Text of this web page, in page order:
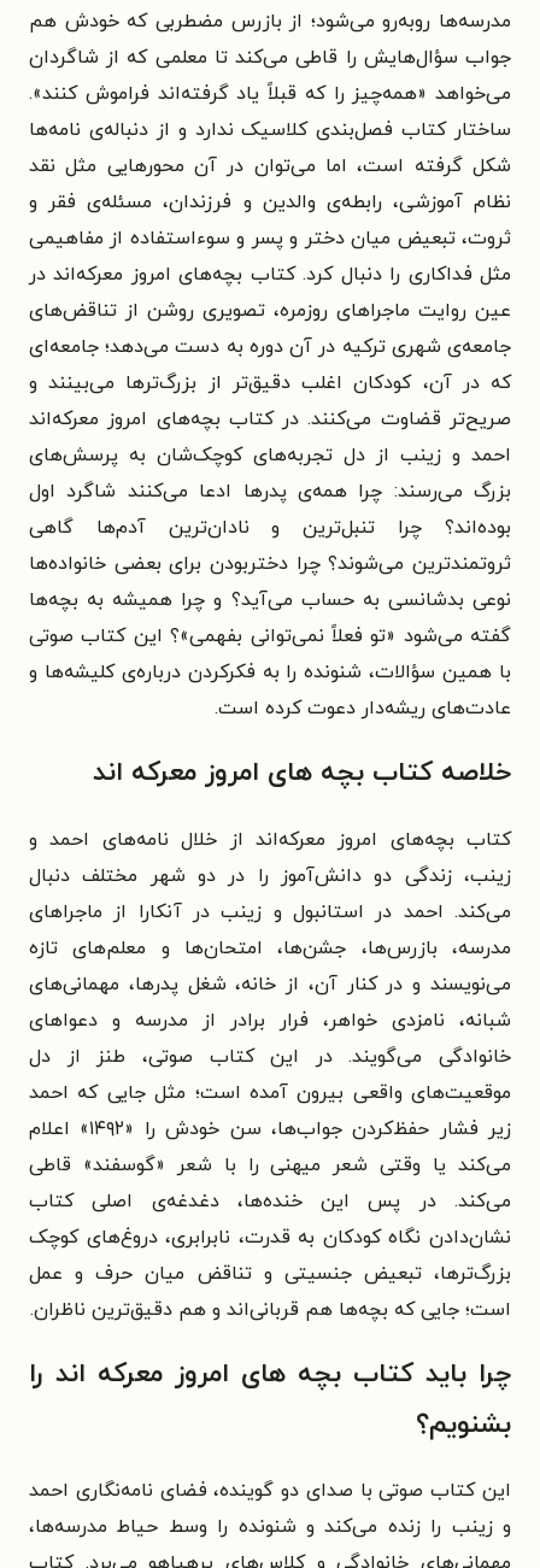
مدرسه‌ها روبه‌رو می‌شود؛ از بازرس مضطربی که خودش هم
جواب سؤال‌هایش را قاطی می‌کند تا معلمی که از شاگردان
می‌خواهد «همه‌چیز را که قبلاً یاد گرفته‌اند فراموش کنند».
ساختار کتاب فصل‌بندی کلاسیک ندارد و از دنباله‌ی نامه‌ها
شکل گرفته است، اما می‌توان در آن محورهایی مثل نقد
نظام آموزشی، رابطه‌ی والدین و فرزندان، مسئله‌ی فقر و
ثروت، تبعیض میان دختر و پسر و سوءاستفاده از مفاهیمی
مثل فداکاری را دنبال کرد. کتاب بچه‌های امروز معرکه‌اند در
عین روایت ماجراهای روزمره، تصویری روشن از تناقض‌های
جامعه‌ی شهری ترکیه در آن دوره به دست می‌دهد؛ جامعه‌ای
که در آن، کودکان اغلب دقیق‌تر از بزرگ‌ترها می‌بینند و
صریح‌تر قضاوت می‌کنند. در کتاب بچه‌های امروز معرکه‌اند
احمد و زینب از دل تجربه‌های کوچک‌شان به پرسش‌های
بزرگ می‌رسند: چرا همه‌ی پدرها ادعا می‌کنند شاگرد اول
بوده‌اند؟ چرا تنبل‌ترین و نادان‌ترین آدم‌ها گاهی
ثروتمندترین می‌شوند؟ چرا دختربودن برای بعضی خانواده‌ها
نوعی بدشانسی به حساب می‌آید؟ و چرا همیشه به بچه‌ها
گفته می‌شود «تو فعلاً نمی‌توانی بفهمی»؟ این کتاب صوتی
با همین سؤالات، شنونده را به فکرکردن درباره‌ی کلیشه‌ها و
عادت‌های ریشه‌دار دعوت کرده است.
خلاصه کتاب بچه‌ های امروز معرکه‌ اند
کتاب بچه‌های امروز معرکه‌اند از خلال نامه‌های احمد و
زینب، زندگی دو دانش‌آموز را در دو شهر مختلف دنبال
می‌کند. احمد در استانبول و زینب در آنکارا از ماجراهای
مدرسه، بازرس‌ها، جشن‌ها، امتحان‌ها و معلم‌های تازه
می‌نویسند و در کنار آن، از خانه، شغل پدرها، مهمانی‌های
شبانه، نامزدی خواهر، فرار برادر از مدرسه و دعواهای
خانوادگی می‌گویند. در این کتاب صوتی، طنز از دل
موقعیت‌های واقعی بیرون آمده است؛ مثل جایی که احمد
زیر فشار حفظ‌کردن جواب‌ها، سن خودش را «۱۴۹۲» اعلام
می‌کند یا وقتی شعر میهنی را با شعر «گوسفند» قاطی
می‌کند. در پس این خنده‌ها، دغدغه‌ی اصلی کتاب
نشان‌دادن نگاه کودکان به قدرت، نابرابری، دروغ‌های کوچک
بزرگ‌ترها، تبعیض جنسیتی و تناقض میان حرف و عمل
است؛ جایی که بچه‌ها هم قربانی‌اند و هم دقیق‌ترین ناظران.
چرا باید کتاب بچه‌ های امروز معرکه‌ اند را
بشنویم؟
این کتاب صوتی با صدای دو گوینده، فضای نامه‌نگاری احمد
و زینب را زنده می‌کند و شنونده را وسط حیاط مدرسه‌ها،